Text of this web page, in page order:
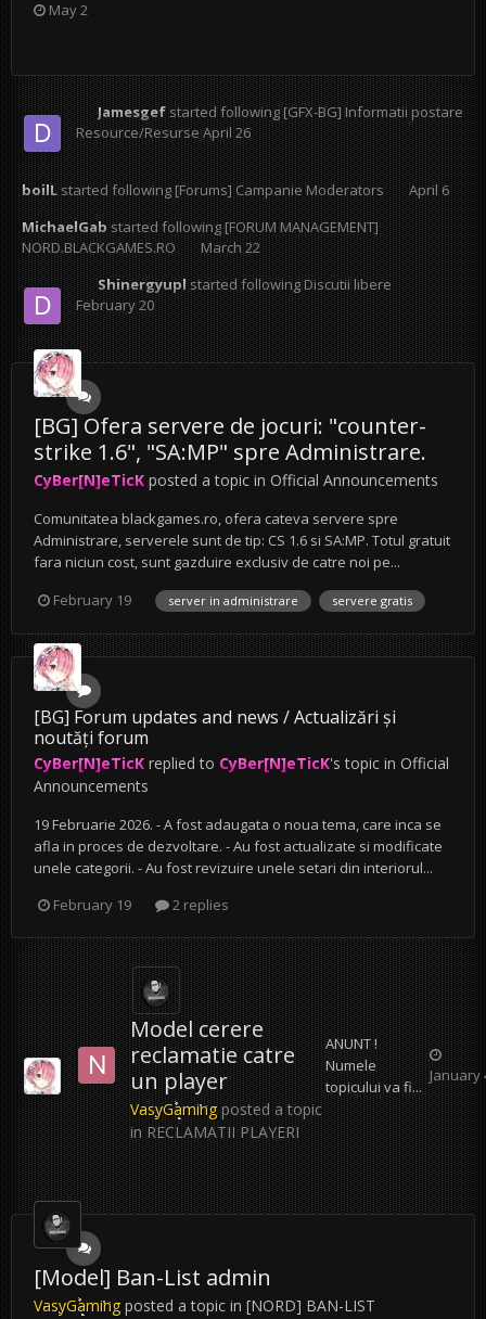
May 2
Jamesgefstarted following[GFX-BG] Informatii postare
Resource/ResurseApril 26
boilLstarted following[Forums] Campanie Moderators
April 6
MichaelGabstarted following[FORUM MANAGEMENT]
NORD.BLACKGAMES.RO
March 22
Shinergyuplstarted followingDiscutii libere
February 20
[BG] Ofera servere de jocuri: "counter-
strike 1.6", "SA:MP" spre Administrare.
CyBer[N]eTicK posted a topic in Official Announcements
Comunitatea blackgames.ro, ofera cateva servere spre
Administrare, serverele sunt de tip: CS 1.6 si SA:MP. Totul gratuit
fara niciun cost, sunt gazduire exclusiv de catre noi pe...
February 19
server in administrare servere gratis
[BG] Forum updates and news / Actualizări și
noutăți forum
CyBer[N]eTicK replied to CyBer[N]eTicK's topic in Official
Announcements
19 Februarie 2026. - A fost adaugata o noua tema, care inca se
afla in proces de dezvoltare. - Au fost actualizate si modificate
unele categorii. - Au fost revizuire unele setari din interiorul...
February 19
2 replies
Model cerere
reclamatie catre
un player
VasyGamingposted a topic
inRECLAMATII PLAYERI
ANUNT !
Numele
topicului va fi...
January
[Model] Ban-List admin
VasyGamingposted a topic in [NORD] BAN-LIST